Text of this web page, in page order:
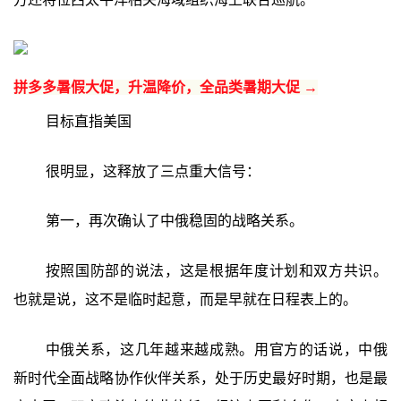
拼多多暑假大促，升温降价，全品类暑期大促 →
目标直指美国
很明显，这释放了三点重大信号：
第一，再次确认了中俄稳固的战略关系。
按照国防部的说法，这是根据年度计划和双方共识。
也就是说，这不是临时起意，而是早就在日程表上的。
中俄关系，这几年越来越成熟。用官方的话说，中俄
新时代全面战略协作伙伴关系，处于历史最好时期，也是最